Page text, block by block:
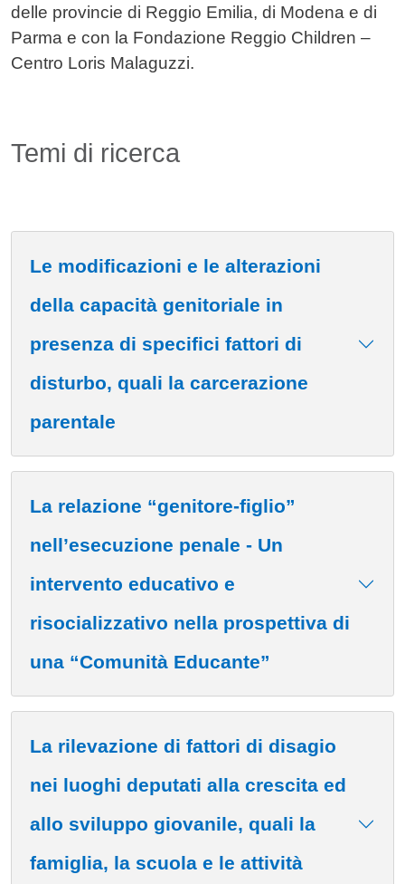
delle provincie di Reggio Emilia, di Modena e di
Parma e con la Fondazione Reggio Children –
Centro Loris Malaguzzi.
Temi di ricerca
Le modificazioni e le alterazioni
della capacità genitoriale in
presenza di specifici fattori di
disturbo, quali la carcerazione
parentale
La relazione “genitore-figlio”
nell’esecuzione penale - Un
intervento educativo e
risocializzativo nella prospettiva di
una “Comunità Educante”
La rilevazione di fattori di disagio
nei luoghi deputati alla crescita ed
allo sviluppo giovanile, quali la
famiglia, la scuola e le attività